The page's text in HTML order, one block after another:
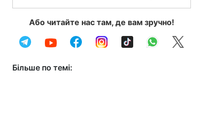
Або читайте нас там, де вам зручно!
Більше по темі: